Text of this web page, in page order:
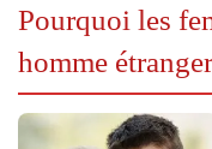
Pourquoi les
homme